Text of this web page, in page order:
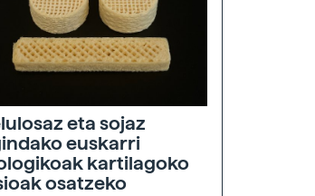
eta sojaz
euskarri
kartilagoko
osatzeko